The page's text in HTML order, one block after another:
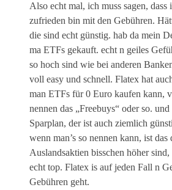
Also echt mal, ich muss sagen,
zufrieden bin mit den Gebühren.
die sind echt günstig. hab da mein
ma ETFs gekauft. echt n geiles
so hoch sind wie bei anderen
voll easy und schnell. Flatex hat
man ETFs für 0 Euro kaufen kann,
nennen das „Freebuys“ oder so.
Sparplan, der ist auch ziemlich
wenn man’s so nennen kann, ist
Auslandsaktien bisschen höher
echt top. Flatex is auf jeden Fall n
Gebühren geht.